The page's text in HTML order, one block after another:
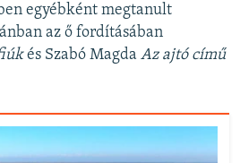
egyébként megtanult
az ő fordításában
és Szabó Magda Az ajtó című